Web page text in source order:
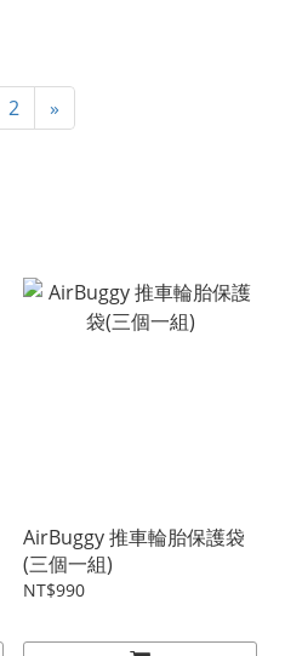
2 »
AirBuggy 推車輪胎保護袋
(三個一組)
NT$990